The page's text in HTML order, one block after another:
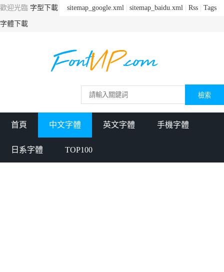
sitemap_google.xml sitemap_baidu.xml Rss Tags
歡迎光臨 字型下載
字體下載
首頁 中文字體 英文字體 手機字體
日系字體 TOP100